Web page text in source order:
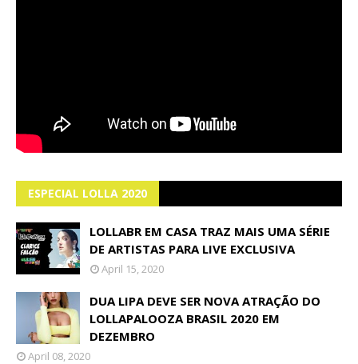
ESPECIAL LOLLA 2020
LOLLABR EM CASA TRAZ MAIS UMA SÉRIE
DE ARTISTAS PARA LIVE EXCLUSIVA
April 15, 2020
DUA LIPA DEVE SER NOVA ATRAÇÃO DO
LOLLAPALOOZA BRASIL 2020 EM
DEZEMBRO
April 08, 2020